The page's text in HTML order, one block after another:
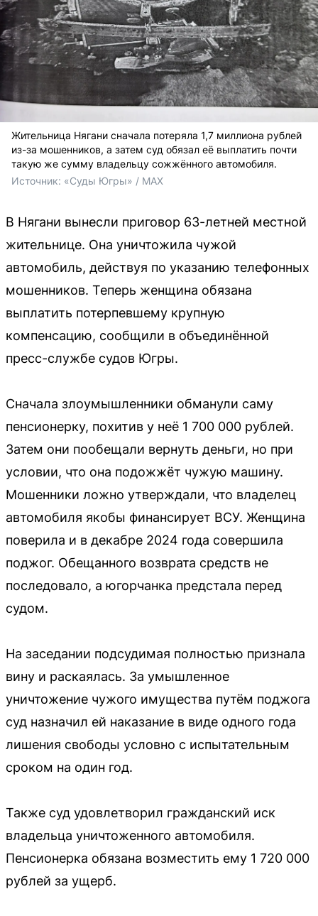
Жительница Нягани сначала потеряла 1,7 миллиона рублей
из-за мошенников, а затем суд обязал её выплатить почти
такую же сумму владельцу сожжённого автомобиля.
Источник: «Суды Югры» / MAX
В Нягани вынесли приговор 63-летней местной
жительнице. Она уничтожила чужой
автомобиль, действуя по указанию телефонных
мошенников. Теперь женщина обязана
выплатить потерпевшему крупную
компенсацию, сообщили в объединённой
пресс-службе судов Югры.
Сначала злоумышленники обманули саму
пенсионерку, похитив у неё 1 700 000 рублей.
Затем они пообещали вернуть деньги, но при
условии, что она подожжёт чужую машину.
Мошенники ложно утверждали, что владелец
автомобиля якобы финансирует ВСУ. Женщина
поверила и в декабре 2024 года совершила
поджог. Обещанного возврата средств не
последовало, а югорчанка предстала перед
судом.
На заседании подсудимая полностью признала
вину и раскаялась. За умышленное
уничтожение чужого имущества путём поджога
суд назначил ей наказание в виде одного года
лишения свободы условно с испытательным
сроком на один год.
Также суд удовлетворил гражданский иск
владельца уничтоженного автомобиля.
Пенсионерка обязана возместить ему 1 720 000
рублей за ущерб.